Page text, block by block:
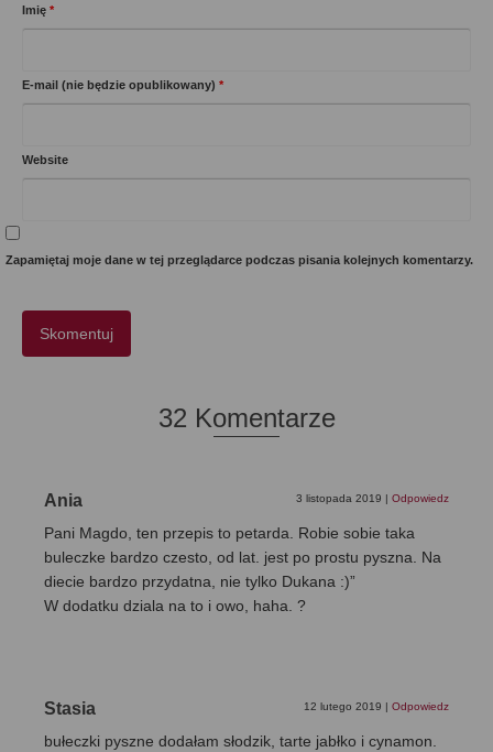
Imię *
E-mail (nie będzie opublikowany) *
Website
Zapamiętaj moje dane w tej przeglądarce podczas pisania kolejnych komentarzy.
32 Komentarze
Ania 3 listopada 2019 Odpowiedz
Pani Magdo, ten przepis to petarda. Robie sobie taka
buleczke bardzo czesto, od lat. jest po prostu pyszna. Na
diecie bardzo przydatna, nie tylko Dukana :)”
W dodatku dziala na to i owo, haha. ?
Stasia 12 lutego 2019 Odpowiedz
bułeczki pyszne dodałam słodzik, tarte jabłko i cynamon.